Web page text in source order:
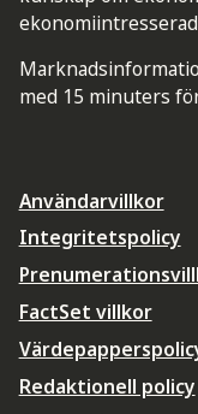
med 15 minuters
Användarvillkor
Integritetspolicy
FactSet villkor
Redaktionell policy